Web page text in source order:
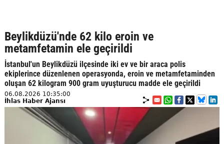
Beylikdüzü'nde 62 kilo eroin ve
metamfetamin ele geçirildi
İstanbul'un Beylikdüzü ilçesinde iki ev ve bir araca polis
ekiplerince düzenlenen operasyonda, eroin ve metamfetaminden
oluşan 62 kilogram 900 gram uyuşturucu madde ele geçirildi
06.08.2026 10:35:00
İhlas Haber Ajansı